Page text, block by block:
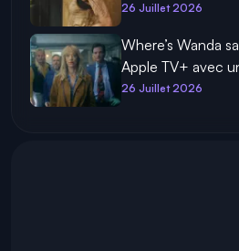
26 Juillet 2026
Where’s Wanda
Apple TV+ avec
26 Juillet 2026